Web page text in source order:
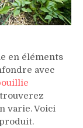
en éléments
avec
varie. Voici